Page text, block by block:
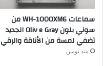
سماعات WH-1000XM6 من
سوني بلون Oliv e Gray الجديد
تضفي لمسة من الأناقة والرقي
منذ يومين